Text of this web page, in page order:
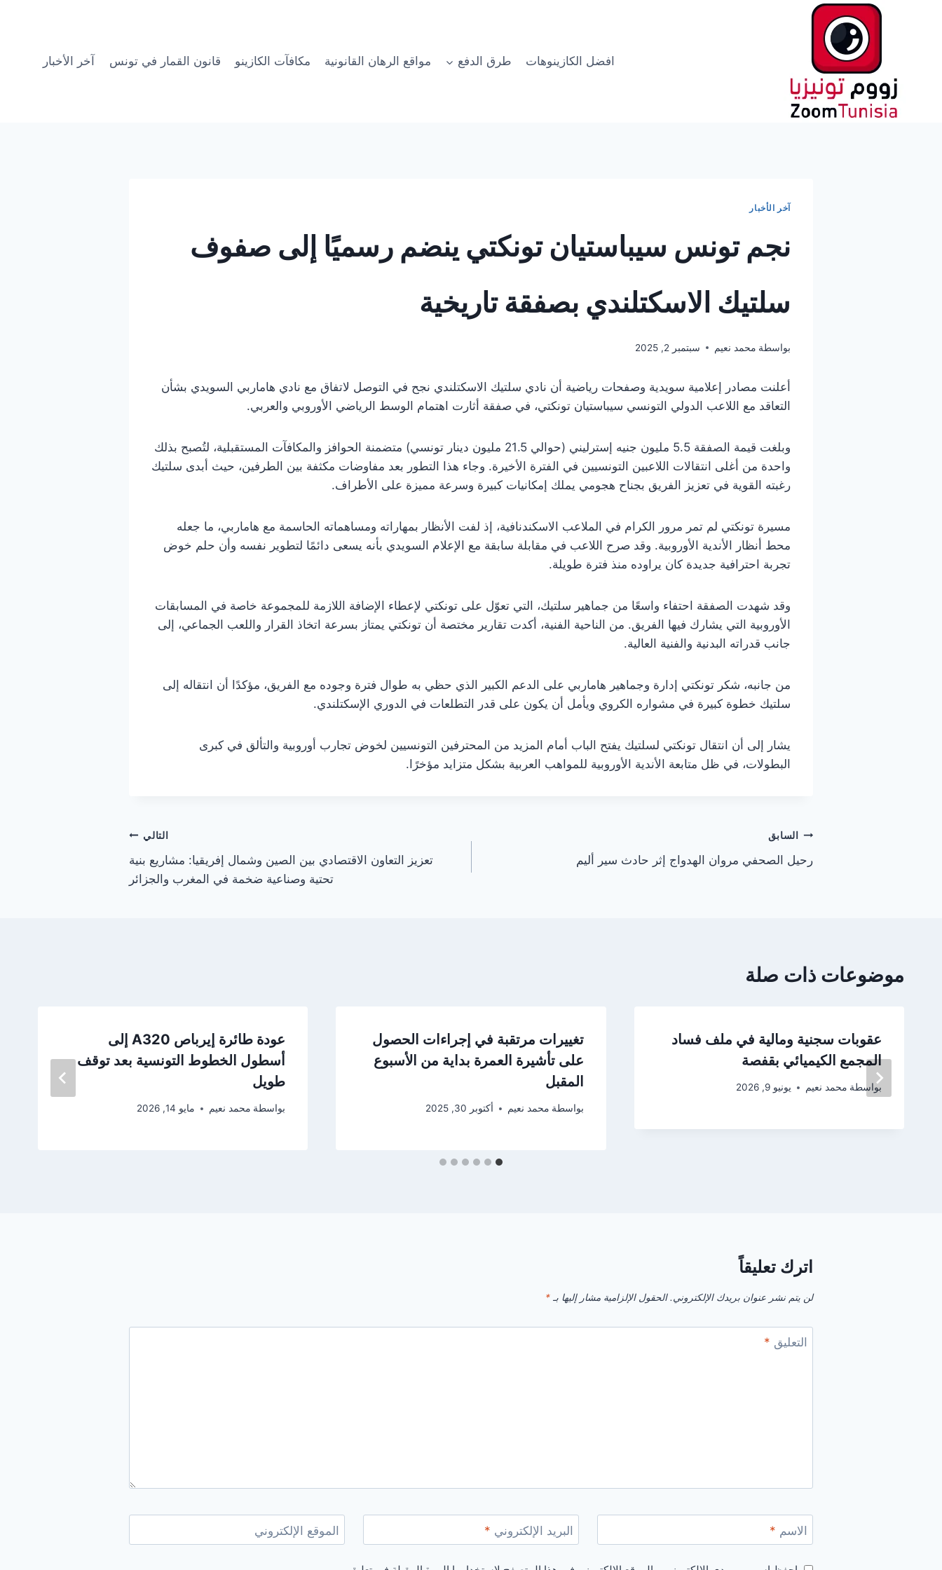
افضل الكازينوهات
طرق الدفع مواقع الرهان القانونية مكافآت الكازينو قانون القمار في تونس آخر الأخبار
آخر الأخبار
نجم تونس سيباستيان تونكتي ينضم رسميًا إلى صفوف
سلتيك الاسكتلندي بصفقة تاريخية
بواسطة محمد نعيم سبتمبر 2, 2025
أعلنت مصادر إعلامية سويدية وصفحات رياضية أن نادي سلتيك الاسكتلندي نجح في التوصل لاتفاق مع نادي هاماربي السويدي بشأن
التعاقد مع اللاعب الدولي التونسي سيباستيان تونكتي، في صفقة أثارت اهتمام الوسط الرياضي الأوروبي والعربي.
وبلغت قيمة الصفقة 5.5 مليون جنيه إسترليني (حوالي 21.5 مليون دينار تونسي) متضمنة الحوافز والمكافآت المستقبلية، لتُصبح بذلك
واحدة من أغلى انتقالات اللاعبين التونسيين في الفترة الأخيرة. وجاء هذا التطور بعد مفاوضات مكثفة بين الطرفين، حيث أبدى سلتيك
رغبته القوية في تعزيز الفريق بجناح هجومي يملك إمكانيات كبيرة وسرعة مميزة على الأطراف.
مسيرة تونكتي لم تمر مرور الكرام في الملاعب الاسكندنافية، إذ لفت الأنظار بمهاراته ومساهماته الحاسمة مع هاماربي، ما جعله
محط أنظار الأندية الأوروبية. وقد صرح اللاعب في مقابلة سابقة مع الإعلام السويدي بأنه يسعى دائمًا لتطوير نفسه وأن حلم خوض
تجربة احترافية جديدة كان يراوده منذ فترة طويلة.
وقد شهدت الصفقة احتفاء واسعًا من جماهير سلتيك، التي تعوّل على تونكتي لإعطاء الإضافة اللازمة للمجموعة خاصة في المسابقات
الأوروبية التي يشارك فيها الفريق. من الناحية الفنية، أكدت تقارير مختصة أن تونكتي يمتاز بسرعة اتخاذ القرار واللعب الجماعي، إلى
جانب قدراته البدنية والفنية العالية.
من جانبه، شكر تونكتي إدارة وجماهير هاماربي على الدعم الكبير الذي حظي به طوال فترة وجوده مع الفريق، مؤكدًا أن انتقاله إلى
سلتيك خطوة كبيرة في مشواره الكروي ويأمل أن يكون على قدر التطلعات في الدوري الإسكتلندي.
يشار إلى أن انتقال تونكتي لسلتيك يفتح الباب أمام المزيد من المحترفين التونسيين لخوض تجارب أوروبية والتألق في كبرى
البطولات، في ظل متابعة الأندية الأوروبية للمواهب العربية بشكل متزايد مؤخرًا.
تصفّح
المقالات
السابق
رحيل الصحفي مروان الهدواج إثر حادث سير أليم
التالي
تعزيز التعاون الاقتصادي بين الصين وشمال إفريقيا: مشاريع بنية
تحتية وصناعية ضخمة في المغرب والجزائر
موضوعات ذات صلة
عقوبات سجنية ومالية في ملف فساد
المجمع الكيميائي بقفصة
بواسطة محمد نعيم يونيو 9, 2026
تغييرات مرتقبة في إجراءات الحصول
على تأشيرة العمرة بداية من الأسبوع
المقبل
بواسطة محمد نعيم أكتوبر 30, 2025
عودة طائرة إيرباص A320 إلى
أسطول الخطوط التونسية بعد توقف
طويل
بواسطة محمد نعيم مايو 14, 2026
اترك تعليقاً
لن يتم نشر عنوان بريدك الإلكتروني. الحقول الإلزامية مشار إليها بـ *
التعليق *
الاسم * البريد الإلكتروني * الموقع الإلكتروني